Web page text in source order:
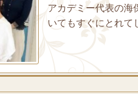
アカデミー代表の海
いてもすぐにとれ